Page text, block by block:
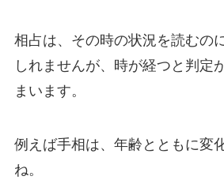
相占は、その時の状況を読むの
しれませんが、時が経つと判定
まいます。
例えば手相は、年齢とともに変
ね。